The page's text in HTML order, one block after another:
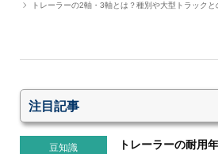
トレーラーの2軸・3軸とは？種別や大型トラックと
注目記事
豆知識
トレーラーの耐用